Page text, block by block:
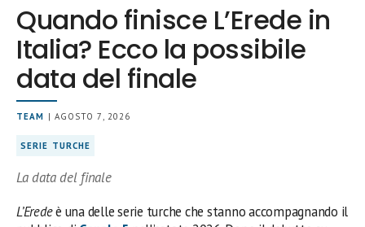
Quando finisce L’Erede in
Italia? Ecco la possibile
data del finale
TEAM | AGOSTO 7, 2026
SERIE TURCHE
La data del finale
L’Eredeè una delle serie turche che stanno accompagnando il